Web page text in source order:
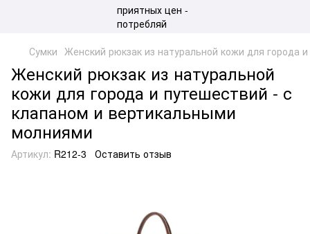
Сумки Женский рюкзак из натуральной кожи для города
Женский рюкзак из натуральной
кожи для города и путешествий - с
клапаном и вертикальными
молниями
Артикул: R212-3 Оставить отзыв